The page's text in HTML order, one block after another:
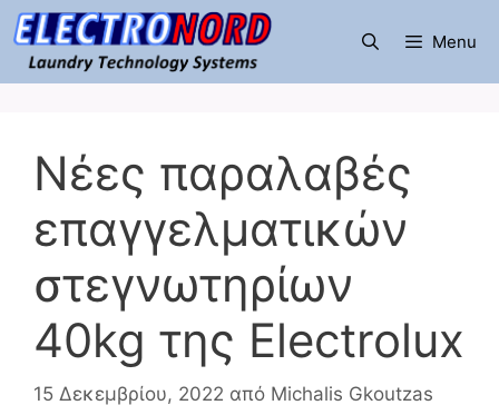
Μετάβαση
σε
περιεχόμενο
Menu
Νέες παραλαβές
επαγγελματικών
στεγνωτηρίων
40kg της Electrolux
15 Δεκεμβρίου, 2022 από Michalis Gkoutzas